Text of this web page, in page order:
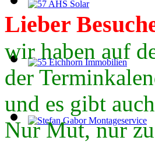
Lieber
wir haben auf
der
und es gibt
Nur Mut, nur